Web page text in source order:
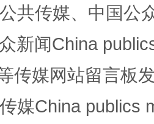
共传媒、中国公
新闻China
传媒网站留言板
媒China publics